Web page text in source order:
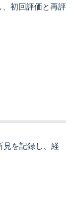
初回評価と再評
見を記録し、経